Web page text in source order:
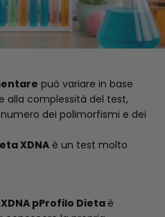
può variare in base
alla complessità del test,
dei polimorfismi e dei
XDNA è un test molto
pProfilo Dieta è